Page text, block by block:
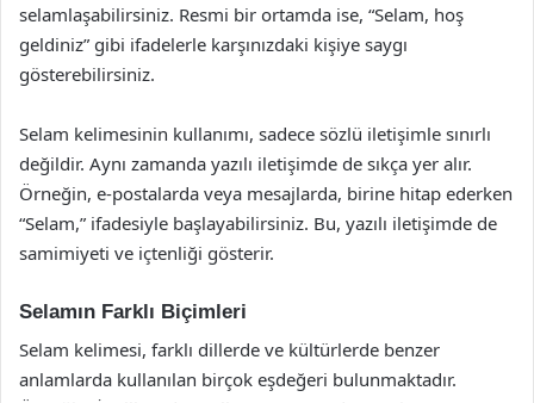
selamlaşabilirsiniz. Resmi bir ortamda ise, “Selam, hoş
geldiniz” gibi ifadelerle karşınızdaki kişiye saygı
gösterebilirsiniz.
Selam kelimesinin kullanımı, sadece sözlü iletişimle sınırlı
değildir. Aynı zamanda yazılı iletişimde de sıkça yer alır.
Örneğin, e-postalarda veya mesajlarda, birine hitap ederken
“Selam,” ifadesiyle başlayabilirsiniz. Bu, yazılı iletişimde de
samimiyeti ve içtenliği gösterir.
Selamın Farklı Biçimleri
Selam kelimesi, farklı dillerde ve kültürlerde benzer
anlamlarda kullanılan birçok eşdeğeri bulunmaktadır.